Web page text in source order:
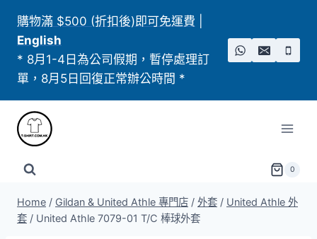
content
購物滿 $500 (折扣後)即可免運費
English
* 8月1-4日為公司假期，暫停處理訂
單，8月5日回復正常辦公時間 *
0
Home / Gildan & United Athle 專門店 / 外套 / United Athle 外
套 / United Athle 7079-01 T/C 棒球外套